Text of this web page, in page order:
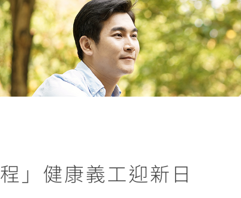
」健康義工迎新日